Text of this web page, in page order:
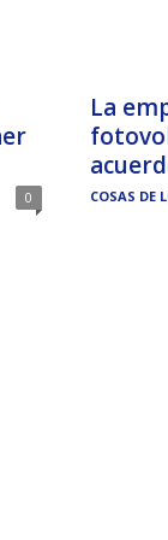
0
La
COSAS DE